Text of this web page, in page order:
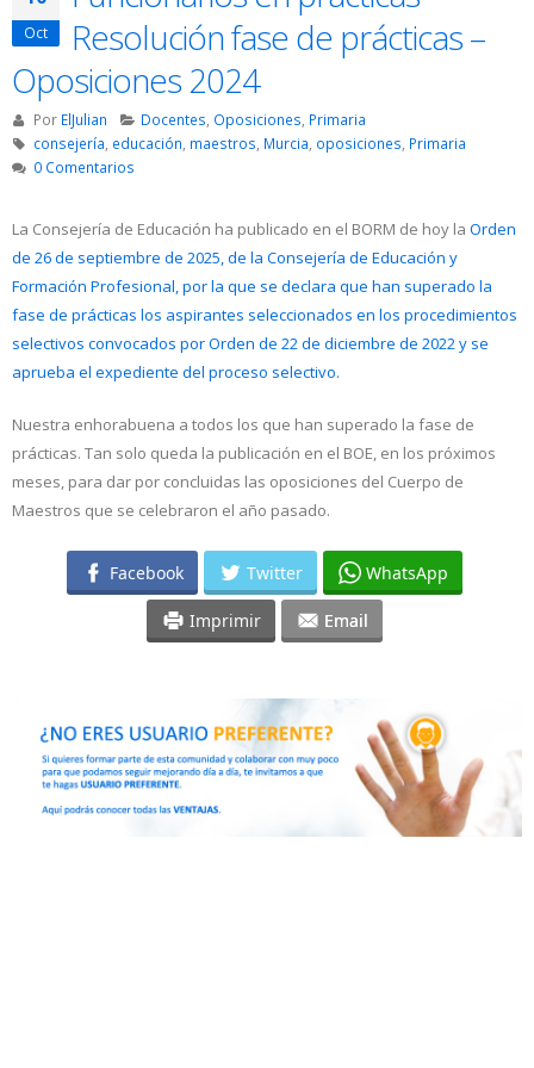
Oct
Resolución fase de prácticas –
Oposiciones 2024
Por ElJulian Docentes Oposiciones Primaria
consejería educación maestros Murcia oposiciones Primaria
0 Comentarios
La Consejería de Educación ha publicado en el BORM de hoy la Orden
de 26 de septiembre de 2025, de la Consejería de Educación y
Formación Profesional, por la que se declara que han superado la
fase de prácticas los aspirantes seleccionados en los procedimientos
selectivos convocados por Orden de 22 de diciembre de 2022 y se
aprueba el expediente del proceso selectivo.
Nuestra enhorabuena a todos los que han superado la fase de
prácticas. Tan solo queda la publicación en el BOE, en los próximos
meses, para dar por concluidas las oposiciones del Cuerpo de
Maestros que se celebraron el año pasado.
Facebook Twitter WhatsApp
Imprimir Email